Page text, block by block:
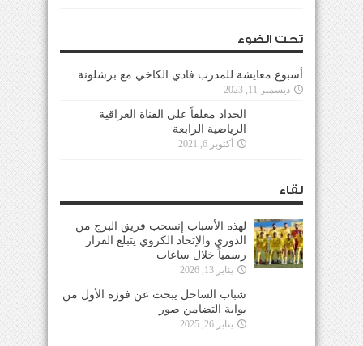
تحت الضوء
أسبوع معايشة للمدرب فادي الكاخي مع برشلونة
ديسمبر 11, 2023
الحداد معلقاً على القناة العراقية
الرياضية الرابعة
أكتوبر 6, 2021
لقاء
لهذه الأسباب إنسحب فريق البرج من
الدوري والإتحاد الكروي يتبلغ القرار
رسمياً خلال ساعات
يناير 13, 2026
شباب الساحل يبحث عن فوزه الأول من
بوابة التضامن صور
يناير 26, 2025